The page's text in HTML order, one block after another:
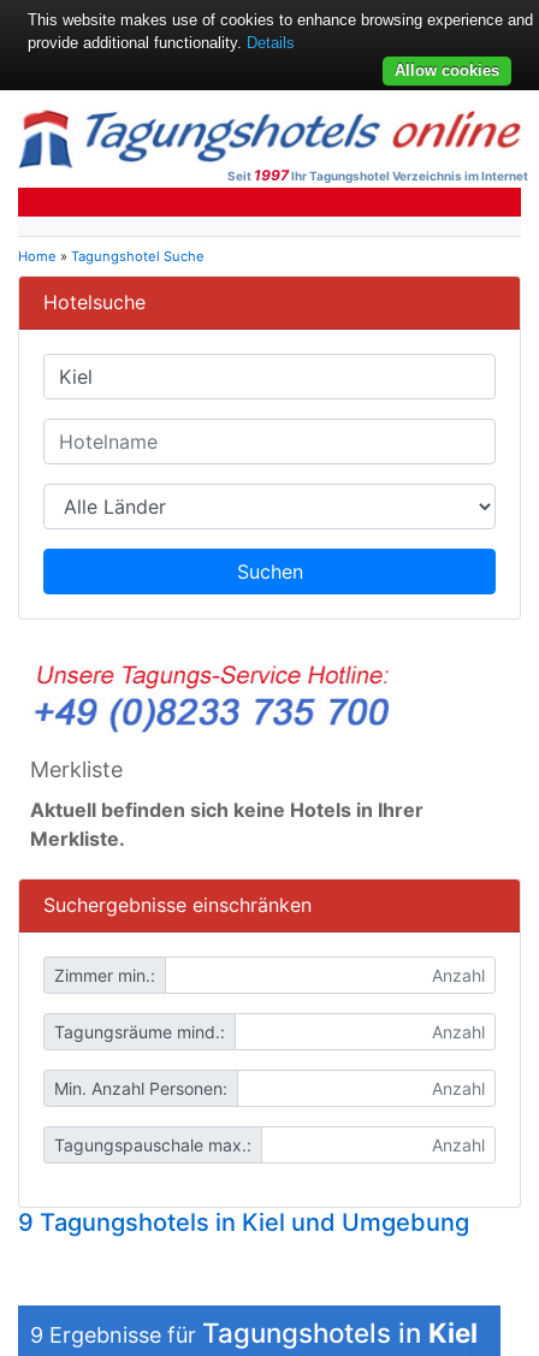
Seit 1997Ihr Tagungshotel Verzeichnis im Internet
Home » Tagungshotel Suche
Hotelsuche
Suchen
Merkliste
Aktuell befinden sich keine Hotels in Ihrer
Merkliste.
Suchergebnisse einschränken
Zimmer min.:
Tagungsräume mind.:
Min. Anzahl Personen:
Tagungspauschale max.:
9 Tagungshotels in Kiel und Umgebung
9 Ergebnisse für Tagungshotels in Kiel
This website makes use of cookies to enhance browsing experience and
provide additional functionality. Details
Allow cookies